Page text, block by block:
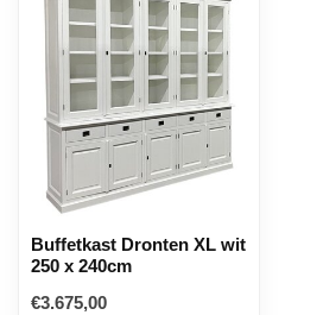
Buffetkast Dronten XL wit
250 x 240cm
€3.675,00